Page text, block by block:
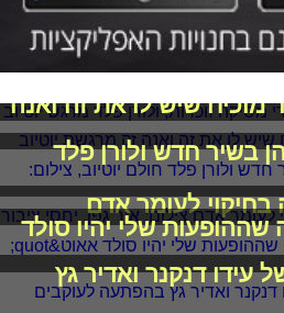
ומירי מסיקה זוכרות,
מוכיח שיש לו את זה ואנה
בשיר חדש ולורן פלד
בחיקוי לעומר אדם
שההופעות שלי יהיו סולד
עידו דנקנר ואדיר גץ